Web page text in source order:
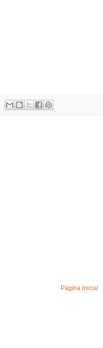
Página inicial